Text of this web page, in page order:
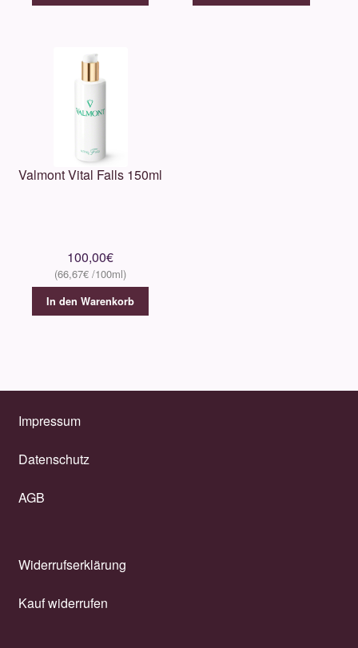
Valmont Vital Falls 150ml
100,00€
66,67€
In den Warenkorb
Impressum
Datenschutz
AGB
Widerrufserklärung
Kauf widerrufen